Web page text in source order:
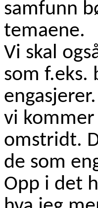
samfunn
temaene.
Vi skal
som f.eks.
vi
omstridt.
de som
Opp i det